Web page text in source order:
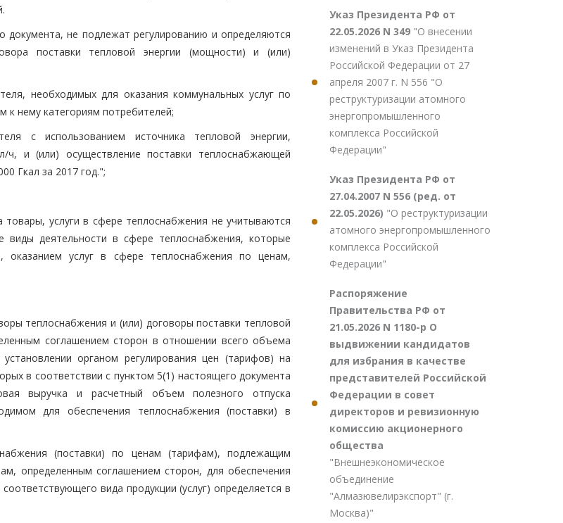
документа, не подлежат регулированию и определяются
поставки тепловой энергии (мощности) и (или)
необходимых для оказания коммунальных услуг по
нему категориям потребителей;
с использованием источника тепловой энергии,
ч, и (или) осуществление поставки теплоснабжающей
Гкал за 2017 год.";
услуги в сфере теплоснабжения не учитываются
виды деятельности в сфере теплоснабжения, которые
оказанием услуг в сфере теплоснабжения по ценам,
теплоснабжения и (или) договоры поставки тепловой
соглашением сторон в отношении всего объема
органом регулирования цен (тарифов) на
в соответствии с пунктом 5(1) настоящего документа
выручка и расчетный объем полезного отпуска
для обеспечения теплоснабжения (поставки) в
(поставки) по ценам (тарифам), подлежащим
определенным соглашением сторон, для обеспечения
вида продукции (услуг) определяется в
Указ Президента РФ от
22.05.2026 N 349 "О внесении
изменений в Указ Президента
Российской Федерации от 27
апреля 2007 г. N 556 "О
реструктуризации атомного
энергопромышленного
комплекса Российской
Федерации"
Указ Президента РФ от
27.04.2007 N 556 (ред. от
22.05.2026) "О реструктуризации
атомного энергопромышленного
комплекса Российской
Федерации"
Распоряжение
Правительства РФ от
21.05.2026 N 1180-р О
выдвижении кандидатов
для избрания в качестве
представителей Российской
Федерации в совет
директоров и ревизионную
комиссию акционерного
общества
"Внешнеэкономическое
объединение
"Алмазювелирэкспорт" (г.
Москва)"